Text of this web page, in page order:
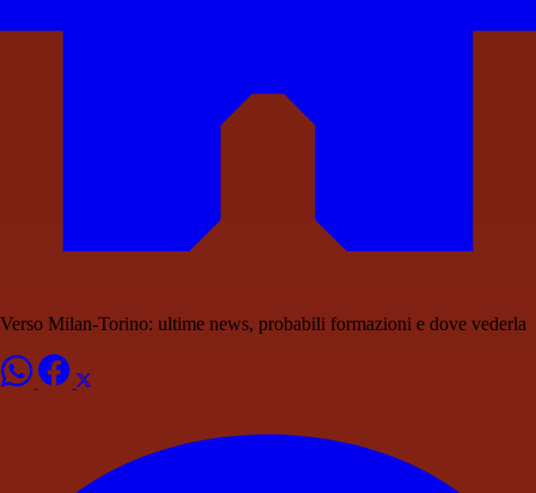
Verso Milan-Torino: ultime news, probabili formazioni e dove vederla